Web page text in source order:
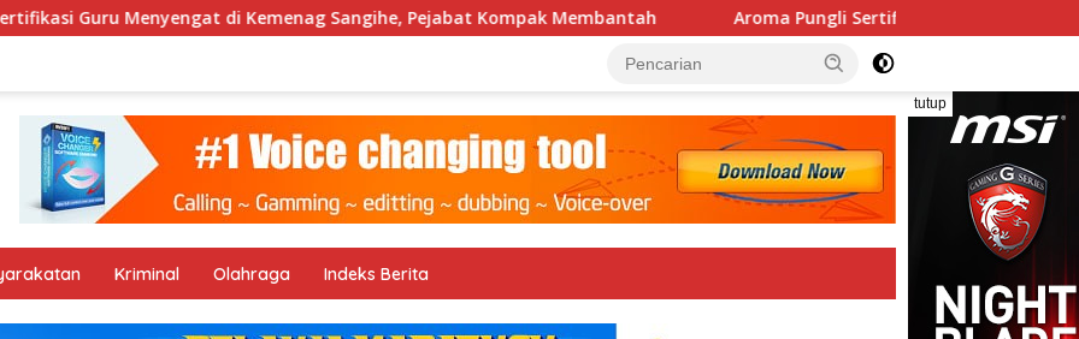
Guru Menyengat di Kemenag Sangihe, Pejabat Kompak Membantah Aroma Pungli Sertifikasi Guru Menyengat di
tutup
Kriminal Olahraga Indeks Berita